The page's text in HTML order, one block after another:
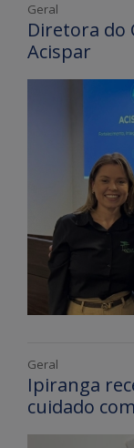
Geral
Diretora do
Acispar
Geral
Ipiranga
cuidado